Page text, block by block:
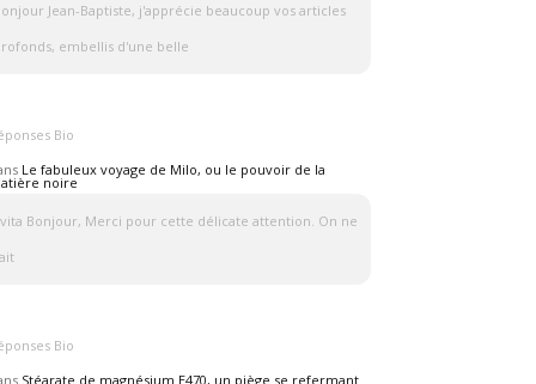
Jean-Baptiste, j'apprécie beaucoup vos articles
embellis d'une belle
Bio
Le fabuleux voyage de Milo, ou le pouvoir de la
noire
Bonjour, Merci pour cette délicate attention. On ne
Bio
Stéarate de magnésium E470, un piège se refermant